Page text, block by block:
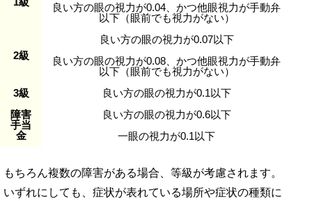
良い方の眼の視力が0.04、かつ他眼視力が手動弁
以下（眼前でも視力がない）
2級
良い方の眼の視力が0.07以下
良い方の眼の視力が0.08、かつ他眼視力が手動弁
以下（眼前でも視力がない）
3級
良い方の眼の視力が0.1以下
障害
手当
金
良い方の眼の視力が0.6以下
一眼の視力が0.1以下
もちろん複数の障害がある場合、等級が考慮されます。
いずれにしても、症状が表れている場所や症状の種類に